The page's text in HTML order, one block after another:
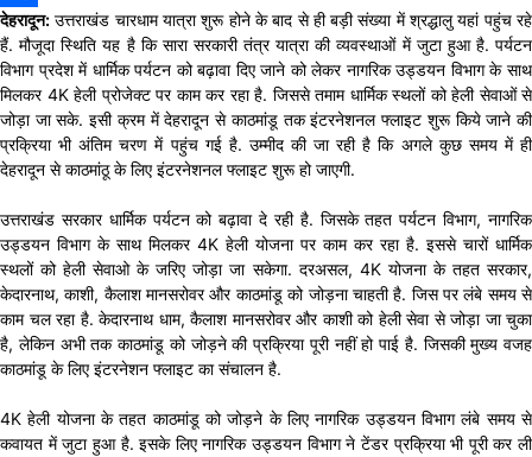
Link
Share
देहरादून: उत्तराखंड चारधाम यात्रा शुरू होने के बाद से ही बड़ी संख्या में श्रद्धालु यहां पहुंच रहे
हैं. मौजूदा स्थिति यह है कि सारा सरकारी तंत्र यात्रा की व्यवस्थाओं में जुटा हुआ है. पर्यटन
विभाग प्रदेश में धार्मिक पर्यटन को बढ़ावा दिए जाने को लेकर नागरिक उड्डयन विभाग के साथ
मिलकर 4K हेली प्रोजेक्ट पर काम कर रहा है. जिससे तमाम धार्मिक स्थलों को हेली सेवाओं से
जोड़ा जा सके. इसी क्रम में देहरादून से काठमांडू तक इंटरनेशनल फ्लाइट शुरू किये जाने की
प्रक्रिया भी अंतिम चरण में पहुंच गई है. उम्मीद की जा रही है कि अगले कुछ समय में ही
देहरादून से काठमांठू के लिए इंटरनेशनल फ्लाइट शुरू हो जाएगी.
उत्तराखंड सरकार धार्मिक पर्यटन को बढ़ावा दे रही है. जिसके तहत पर्यटन विभाग, नागरिक
उड्डयन विभाग के साथ मिलकर 4K हेली योजना पर काम कर रहा है. इससे चारों धार्मिक
स्थलों को हेली सेवाओ के जरिए जोड़ा जा सकेगा. दरअसल, 4K योजना के तहत सरकार,
केदारनाथ, काशी, कैलाश मानसरोवर और काठमांडू को जोड़ना चाहती है. जिस पर लंबे समय से
काम चल रहा है. केदारनाथ धाम, कैलाश मानसरोवर और काशी को हेली सेवा से जोड़ा जा चुका
है, लेकिन अभी तक काठमांडू को जोड़ने की प्रक्रिया पूरी नहीं हो पाई है. जिसकी मुख्य वजह
काठमांडू के लिए इंटरनेशन फ्लाइट का संचालन है.
4K हेली योजना के तहत काठमांडू को जोड़ने के लिए नागरिक उड्डयन विभाग लंबे समय से
कवायत में जुटा हुआ है. इसके लिए नागरिक उड्डयन विभाग ने टेंडर प्रक्रिया भी पूरी कर ली